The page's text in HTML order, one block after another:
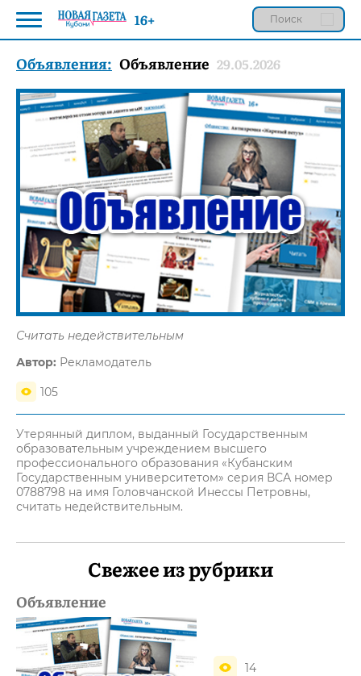
Объявления: Объявление 29.05.2026
Считать недействительным
Автор: Рекламодатель
105
Утерянный диплом, выданный Государственным
образовательным учреждением высшего
профессионального образования «Кубанским
Государственным университетом» серия ВСА номер
0788798 на имя Головчанской Инессы Петровны,
считать недействительным.
Свежее из рубрики
Объявление
14
16+